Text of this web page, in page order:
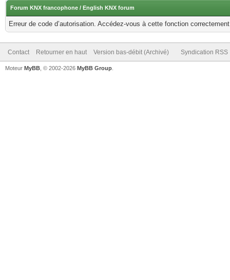
Forum KNX francophone / English KNX forum
Erreur de code d’autorisation. Accédez-vous à cette fonction
Contact Retourner en haut Version bas-débit (Archivé) Syndication RSS
Moteur MyBB , © 2002-2026 MyBB Group